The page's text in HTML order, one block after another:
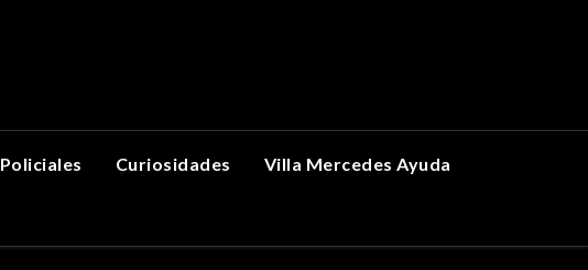
Policiales Curiosidades Villa Mercedes Ayuda